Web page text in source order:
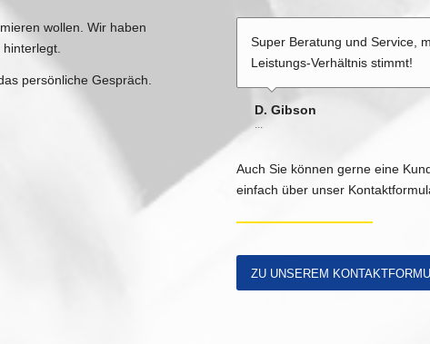
wollen. Wir haben
persönliche Gespräch.
Super Beratung und Service,
Leistungs-Verhältnis stimmt!
D. Gibson
...
Hallo Alfred und Team, bin
wieder echt Spaß… Vielen Dank
S. Förster
...
Auch Sie können gerne eine
einfach über unser
ZU UNSEREM